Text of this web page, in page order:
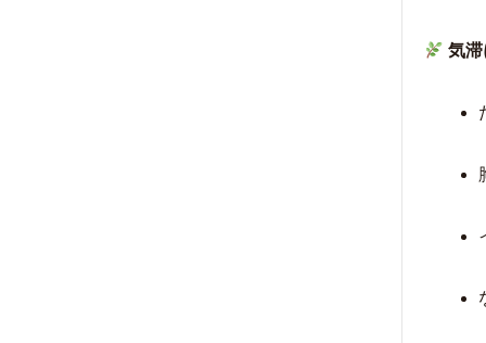
気